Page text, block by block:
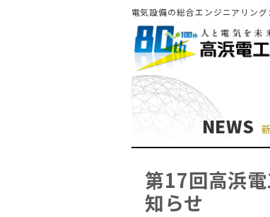
電気設備の総合エンジニアリン
NEWS
第17回高浜
知らせ